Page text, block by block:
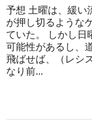
予想 土曜は、緩い
が押し切るような
ていた。 しかし日
可能性があるし、
飛ばせば、（レシ
なり前...